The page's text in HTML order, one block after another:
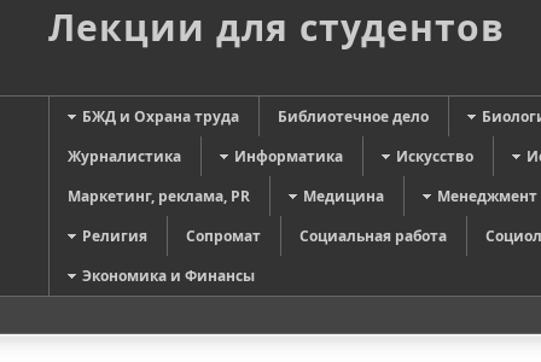
Лекции для студентов
БЖД и Охрана труда Библиотечное дело
Журналистика
Информатика Искусство
Маркетинг, реклама, PR
Медицина
Менеджмент
Религия
Сопромат Социальная работа
Экономика и Финансы